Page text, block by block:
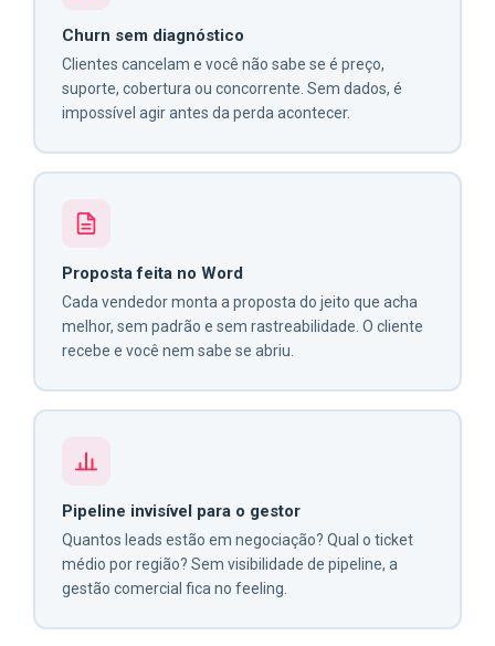
Churn sem diagnóstico
Clientes cancelam e você não sabe se é preço,
suporte, cobertura ou concorrente. Sem dados, é
impossível agir antes da perda acontecer.
Proposta feita no Word
Cada vendedor monta a proposta do jeito que acha
melhor, sem padrão e sem rastreabilidade. O cliente
recebe e você nem sabe se abriu.
Pipeline invisível para o gestor
Quantos leads estão em negociação? Qual o ticket
médio por região? Sem visibilidade de pipeline, a
gestão comercial fica no feeling.